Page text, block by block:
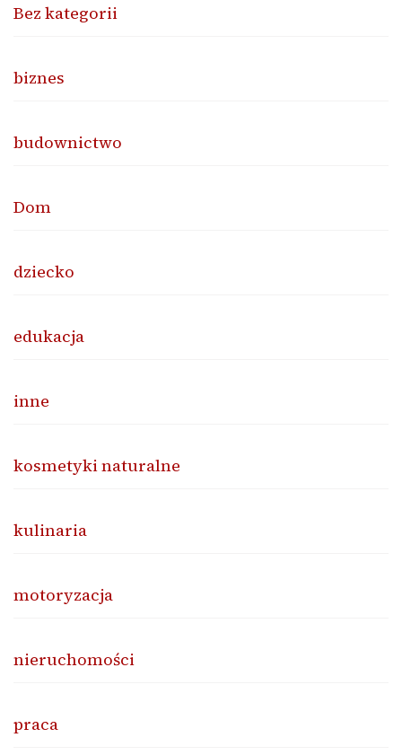
Bez kategorii
biznes
budownictwo
Dom
dziecko
edukacja
inne
kosmetyki naturalne
kulinaria
motoryzacja
nieruchomości
praca